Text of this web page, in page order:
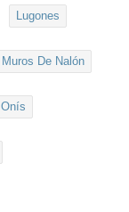
Lugones
Muros De Nalón
Onís